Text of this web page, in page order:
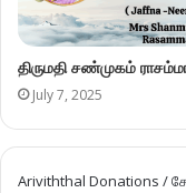
திருமதி சண்முகம்
July 7, 2025
Ariviththal Donations